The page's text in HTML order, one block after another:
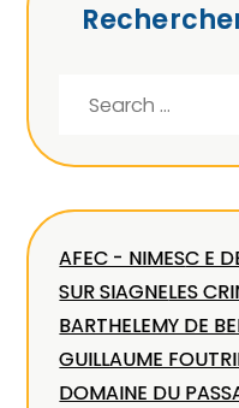
AFEC - NIMESC E
SUR SIAGNELES
BARTHELEMY DE
GUILLAUME
DOMAINE DU